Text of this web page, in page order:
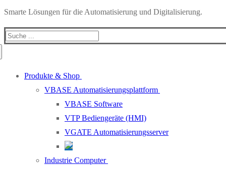
Smarte Lösungen für die Automatisierung und Digitalisierung.
Produkte & Shop
VBASE Automatisierungsplattform
VBASE Software
VTP Bediengeräte (HMI)
VGATE Automatisierungsserver
Industrie Computer